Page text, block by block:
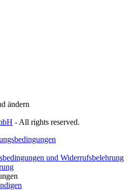
ändern
- All rights reserved.
und Widerrufsbelehrung